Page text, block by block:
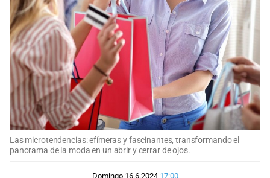
Las microtendencias: efímeras y fascinantes, transformando el
panorama de la moda en un abrir y cerrar de ojos.
Domingo 16.6.2024 17:00